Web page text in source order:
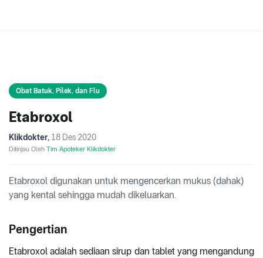
Obat Batuk, Pilek, dan Flu
Etabroxol
Klikdokter, 18 Des 2020
Ditinjau Oleh Tim Apoteker Klikdokter
Etabroxol digunakan untuk mengencerkan mukus (dahak)
yang kental sehingga mudah dikeluarkan.
Pengertian
Etabroxol adalah sediaan sirup dan tablet yang mengandung